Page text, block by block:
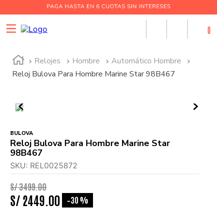
0
Relojes Hombre
Automático Hombre
Reloj Bulova Para Hombre Marine Star 98B467
BULOVA
Reloj Bulova Para Hombre Marine Star
98B467
SKU: REL0025872
S/3499.00
S/ 2449 00 -30 %